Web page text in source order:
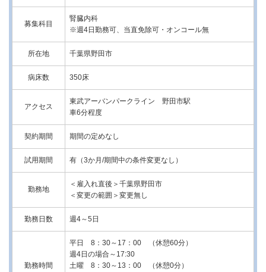
募集科目
腎臓内科
※週4日勤務可、当直免除可・オンコール無
所在地 千葉県野田市
病床数 350床
アクセス
東武アーバンパークライン 野田市駅
車6分程度
契約期間 期間の定めなし
試用期間 有（3か月/期間中の条件変更なし）
勤務地
＜雇入れ直後＞千葉県野田市
＜変更の範囲＞変更無し
勤務日数 週4～5日
勤務時間
平日 8：30～17：00 （休憩60分）
週4日の場合～17:30
土曜 8：30～13：00 （休憩0分）